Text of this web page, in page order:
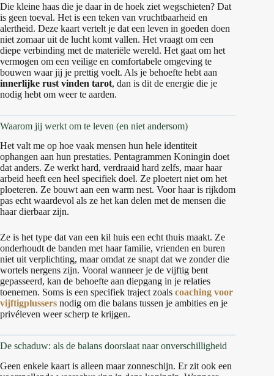
Die kleine haas die je daar in de hoek ziet wegschieten? Dat
is geen toeval. Het is een teken van vruchtbaarheid en
alertheid. Deze kaart vertelt je dat een leven in goeden doen
niet zomaar uit de lucht komt vallen. Het vraagt om een
diepe verbinding met de materiële wereld. Het gaat om het
vermogen om een veilige en comfortabele omgeving te
bouwen waar jij je prettig voelt. Als je behoefte hebt aan
innerlijke rust vinden tarot, dan is dit de energie die je
nodig hebt om weer te aarden.
Waarom jij werkt om te leven (en niet andersom)
Het valt me op hoe vaak mensen hun hele identiteit
ophangen aan hun prestaties. Pentagrammen Koningin doet
dat anders. Ze werkt hard, verdraaid hard zelfs, maar haar
arbeid heeft een heel specifiek doel. Ze ploetert niet om het
ploeteren. Ze bouwt aan een warm nest. Voor haar is rijkdom
pas echt waardevol als ze het kan delen met de mensen die
haar dierbaar zijn.
Ze is het type dat van een kil huis een echt thuis maakt. Ze
onderhoudt de banden met haar familie, vrienden en buren
niet uit verplichting, maar omdat ze snapt dat we zonder die
wortels nergens zijn. Vooral wanneer je de vijftig bent
gepasseerd, kan de behoefte aan diepgang in je relaties
toenemen. Soms is een specifiek traject zoals coaching voor
vijftigplussers nodig om die balans tussen je ambities en je
privéleven weer scherp te krijgen.
De schaduw: als de balans doorslaat naar onverschilligheid
Geen enkele kaart is alleen maar zonneschijn. Er zit ook een